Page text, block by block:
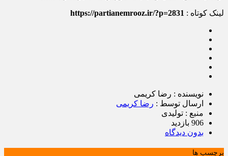
لینک کوتاه : https://partianemrooz.ir/?p=2831
نویسنده : رضا کریمی
ارسال توسط : رضا کریمی
منبع : تولیدی
906 بازدید
بدون دیدگاه
برچسب ها